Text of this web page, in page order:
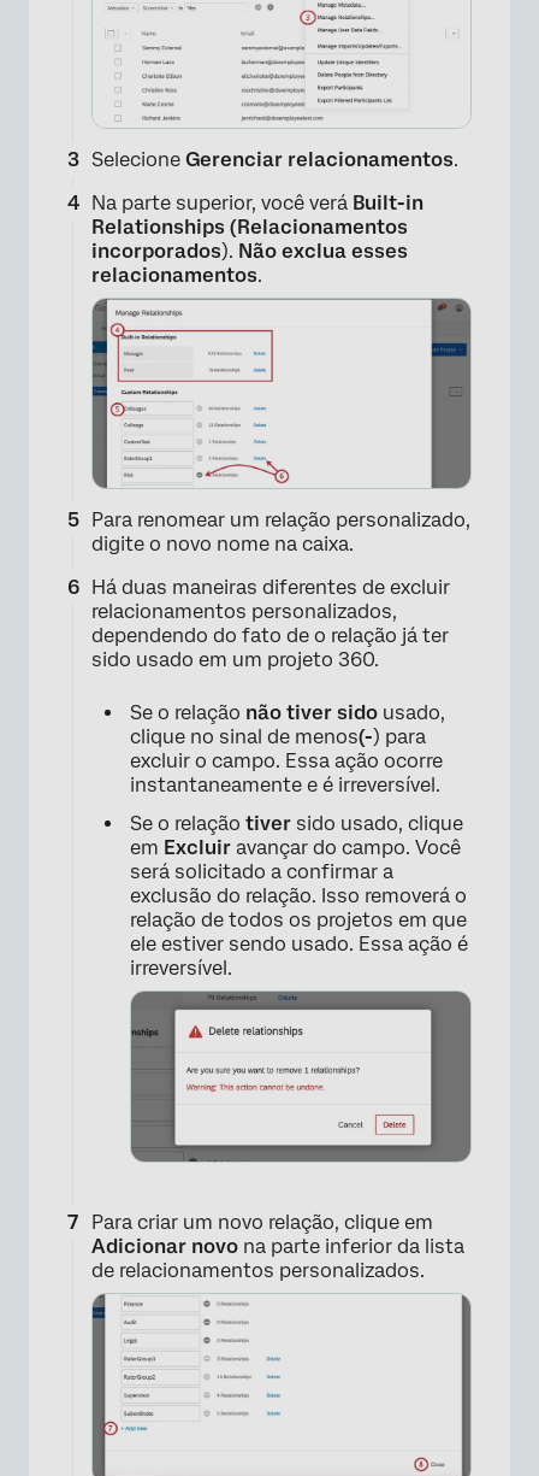
×
×
Selecione Gerenciar relacionamentos.
Na parte superior, você verá Built-in
Relationships (Relacionamentos
incorporados). Não exclua esses
relacionamentos.
Para renomear um relação personalizado,
digite o novo nome na caixa.
Há duas maneiras diferentes de excluir
relacionamentos personalizados,
dependendo do fato de o relação já ter
sido usado em um projeto 360.
Se o relação não tiver sido usado,
clique no sinal de menos(-) para
excluir o campo. Essa ação ocorre
instantaneamente e é irreversível.
Se o relação tiver sido usado, clique
em Excluir avançar do campo. Você
será solicitado a confirmar a
exclusão do relação. Isso removerá o
relação de todos os projetos em que
ele estiver sendo usado. Essa ação é
irreversível.
Para criar um novo relação, clique em
Adicionar novo na parte inferior da lista
de relacionamentos personalizados.